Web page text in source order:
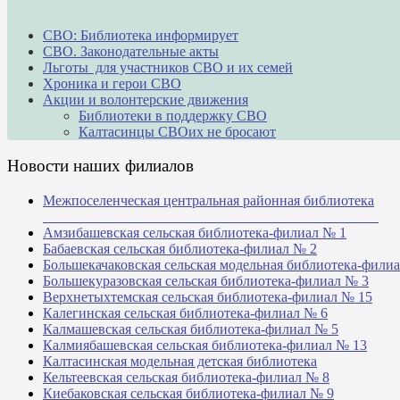
СВО: Библиотека информирует
СВО. Законодательные акты
Льготы для участников СВО и их семей
Хроника и герои СВО
Акции и волонтерские движения
Библиотеки в поддержку СВО
Калтасинцы СВОих не бросают
Новости наших филиалов
Межпоселенческая центральная районная библиотека
Амзибашевская сельская библиотека-филиал № 1
Бабаевская сельская библиотека-филиал № 2
Большекачаковская сельская модельная библиотека-
Большекуразовская сельская библиотека-филиал № 3
Верхнетыхтемская сельская библиотека-филиал № 15
Калегинская сельская библиотека-филиал № 6
Калмашевская сельская библиотека-филиал № 5
Калмиябашевская сельская библиотека-филиал № 13
Калтасинская модельная детская библиотека
Кельтеевская сельская библиотека-филиал № 8
Киебаковская сельская библиотека-филиал № 9